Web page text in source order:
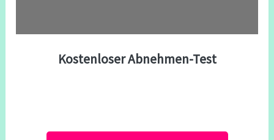
Kostenloser Abnehmen-Test